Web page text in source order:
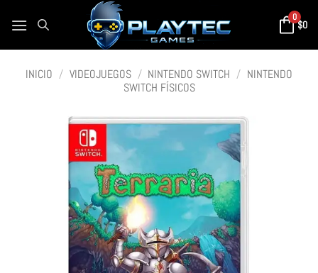
0
$0
INICIO / VIDEOJUEGOS / NINTENDO SWITCH / NINTENDO
SWITCH FÍSICOS